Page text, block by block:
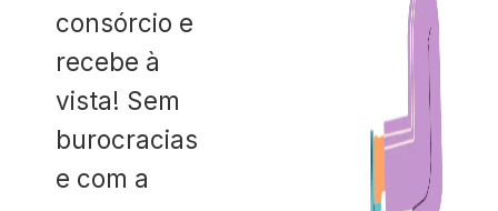
consórcio e
recebe à
vista! Sem
burocracias
e com a